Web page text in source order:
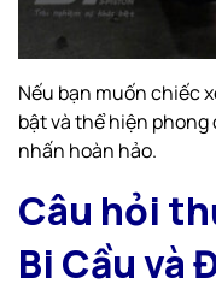
Nếu bạn muốn chiếc
bật và thể hiện phong
nhấn hoàn hảo.
Câu hỏi
Bi Cầu và